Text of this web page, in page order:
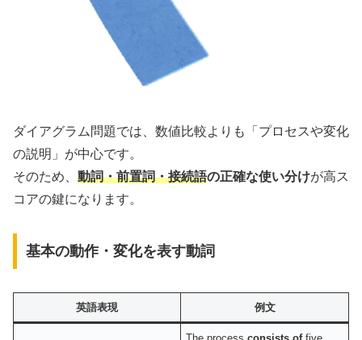
ダイアグラム問題では、数値比較よりも「プロセスや変化
の説明」が中心です。
そのため、 動詞・前置詞・接続語の正確な使い分けが高ス
コアの鍵になります。
基本の動作・変化を表す動詞
英語表現 例文